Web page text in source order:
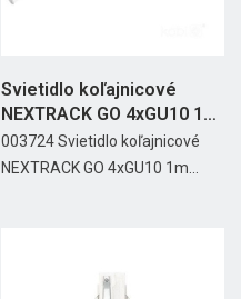
Svietidlo koľajnicové
NEXTRACK GO 4xGU10 1m
biele
003724 Svietidlo koľajnicové
NEXTRACK GO 4xGU10 1m...